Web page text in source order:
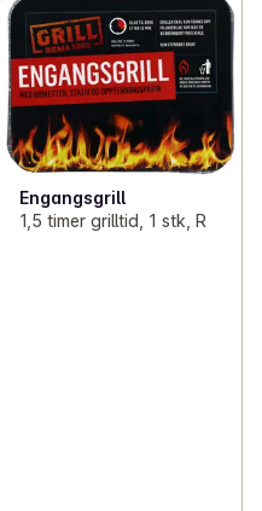
Engangsgrill
1,5 timer grilltid, 1 stk, R